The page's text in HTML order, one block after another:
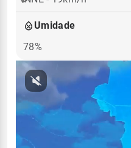
Umidade
78%